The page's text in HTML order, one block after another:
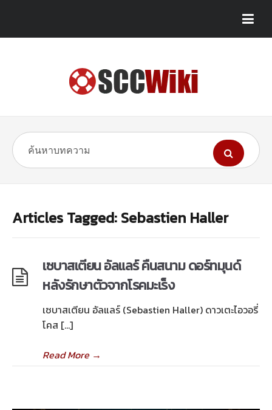
Articles Tagged: Sebastien Haller
เซบาสเตียน อัลแลร์ คืนสนาม ดอร์ทมุนด์
หลังรักษาตัวจากโรคมะเร็ง
เซบาสเตียน อัลแลร์ (Sebastien Haller) ดาวเตะไอวอรี่
โคส […]
Read More→